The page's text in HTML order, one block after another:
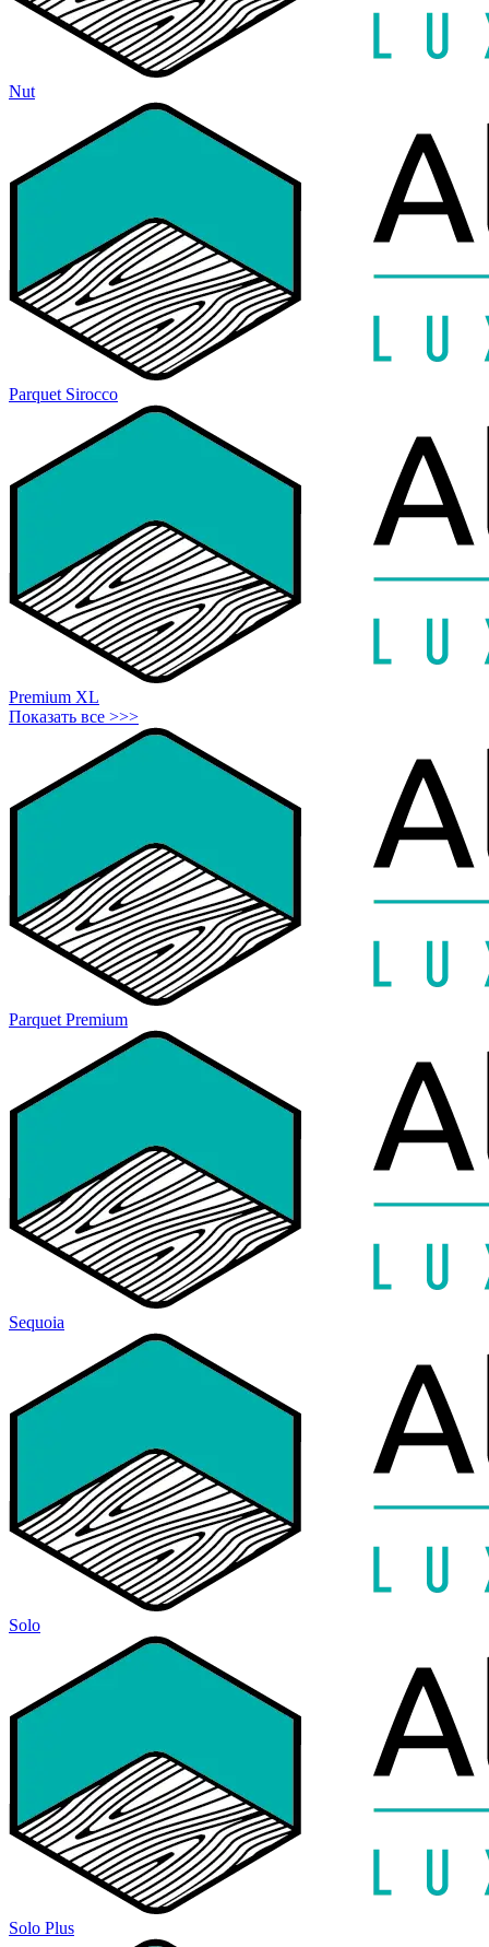
Nut
Parquet Sirocco
Premium XL
Показать все >>>
Parquet Premium
Sequoia
Solo
Solo Plus